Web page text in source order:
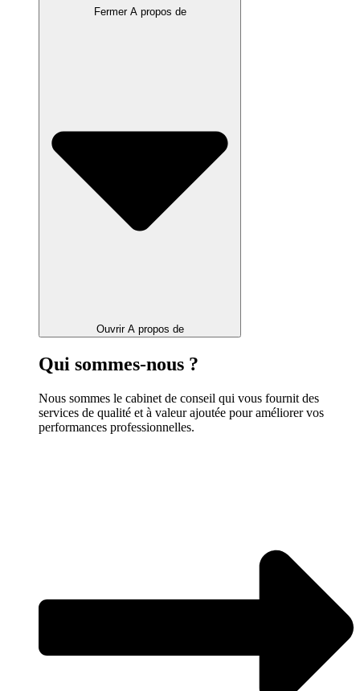
Fermer A propos de
Ouvrir A propos de
Qui sommes-nous ?
Nous sommes le cabinet de conseil qui vous fournit des
services de qualité et à valeur ajoutée pour améliorer vos
performances professionnelles.